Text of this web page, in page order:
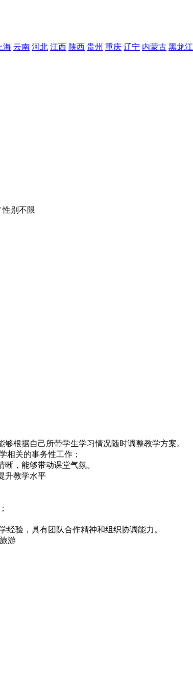
海 云南 河北 江西 陕西 贵州 重庆 辽宁 内蒙古 黑龙江
性别不限
根据自己所带学生学习情况随时调整教学方案。
相关的事务性工作；
，能够带动课堂气氛。
升教学水平
验，具有团队合作精神和组织协调能力。
游